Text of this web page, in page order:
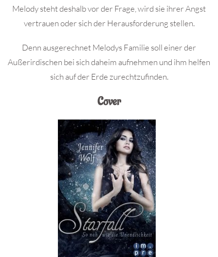
Melody steht deshalb vor der Frage, wird sie ihrer Angst
vertrauen oder sich der Herausforderung stellen.
Denn ausgerechnet Melodys Familie soll einer der
Außerirdischen bei sich daheim aufnehmen und ihm helfen
sich auf der Erde zurechtzufinden.
Cover